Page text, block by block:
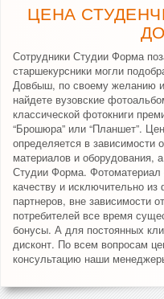
ЦЕНА
Сотрудники Студии Форма
старшекурсники могли
Довбыш, по своему желанию
найдете вузовские
классической фотокниги
“Брошюра” или “Планшет”.
определяется в зависимости
материалов и оборудования,
Студии Форма.
качеству и исключительно
партнеров, вне зависимости
потребителей все время
бонусы. А для постоянных
дисконт. По всем вопросам
консультацию наши